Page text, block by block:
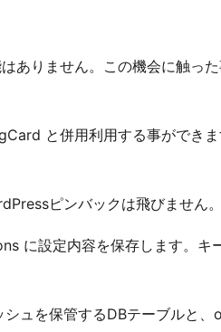
ありません。この機会に触っ
と併用利用する事ができ
ピンバックは飛びません。
に設定内容を保存します。キ
ュを保管するDBテーブルと